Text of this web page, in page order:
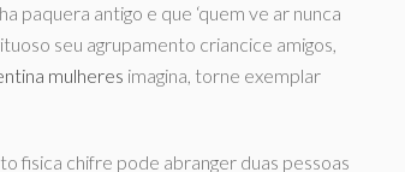
paquera antigo e que ‘quem ve ar nunca
seu agrupamento criancice amigos,
mulheres imagina, torne exemplar
fisica chifre pode abranger duas pessoas